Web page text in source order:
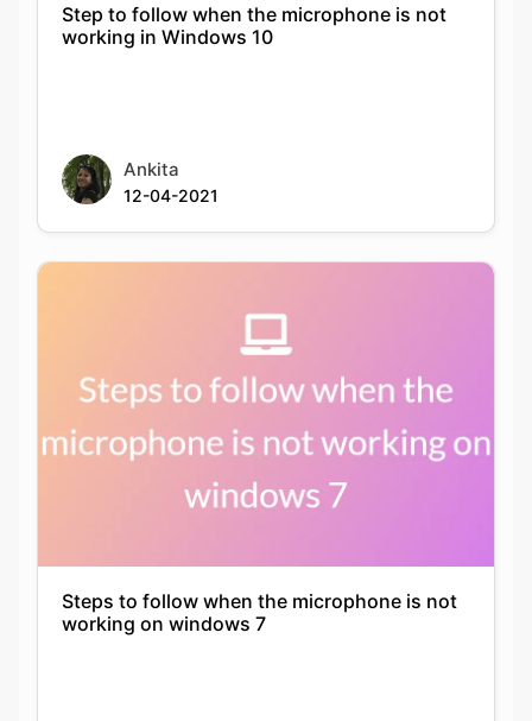
Step to follow when the microphone is not
working in Windows 10
Ankita
12-04-2021
Steps to follow when the microphone is not
working on windows 7